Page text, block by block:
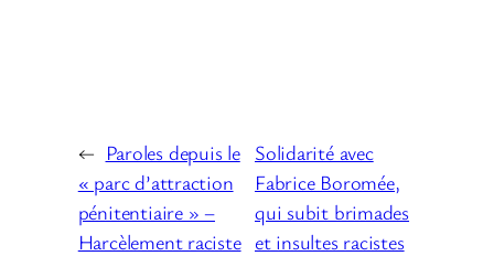
← Paroles depuis le
« parc d’attraction
pénitentiaire » –
Harcèlement raciste
Solidarité avec
Fabrice Boromée,
qui subit brimades
et insultes racistes